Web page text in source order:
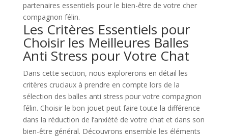
partenaires essentiels pour le bien-être de votre cher
compagnon félin.
Les Critères Essentiels pour
Choisir les Meilleures Balles
Anti Stress pour Votre Chat
Dans cette section, nous explorerons en détail les
critères cruciaux à prendre en compte lors de la
sélection des balles anti stress pour votre compagnon
félin. Choisir le bon jouet peut faire toute la différence
dans la réduction de l’anxiété de votre chat et dans son
bien-être général. Découvrons ensemble les éléments